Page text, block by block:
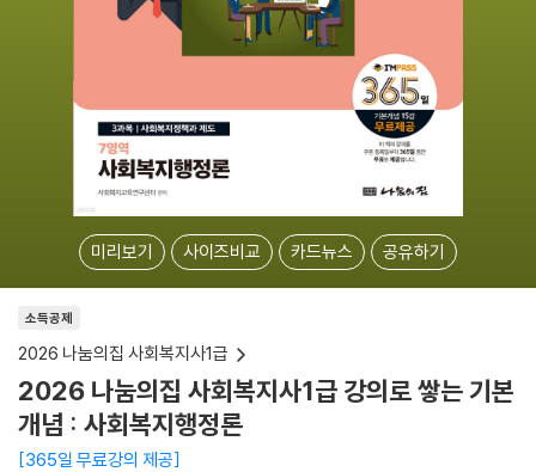
미리보기 사이즈비교 카드뉴스 공유하기
소득공제
2026 나눔의집 사회복지사1급
2026 나눔의집 사회복지사1급 강의로 쌓는 기본
개념 : 사회복지행정론
365일 무료강의 제공